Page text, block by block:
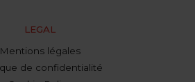
LEGAL
Mentions légales
de confidentialité